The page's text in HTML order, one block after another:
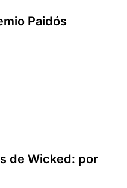
Paidós
de Wicked: por